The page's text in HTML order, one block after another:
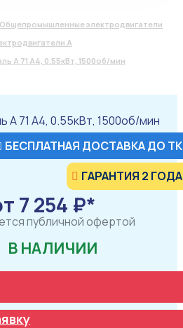
Общепромышленные электродвигатели
А
А 71 А4, 0.55кВт, 1500об/мин
БЕСПЛАТНАЯ ДОСТАВКА ДО
ГАРАНТИЯ 2
7 254 ₽*
публичной офертой
В НАЛИЧИИ